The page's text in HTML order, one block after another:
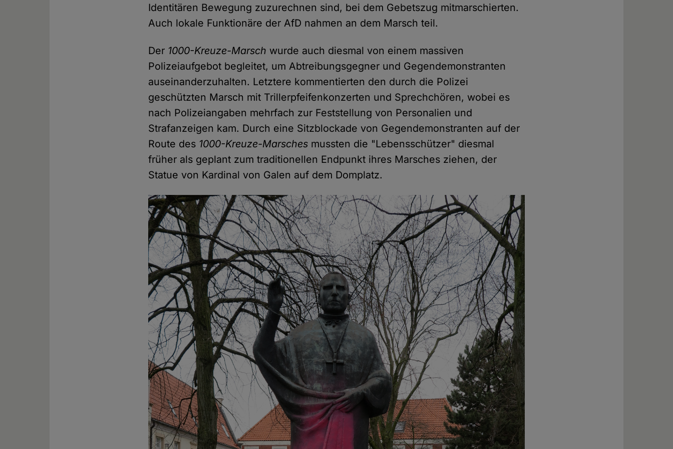
Identitären Bewegung zuzurechnen sind, bei dem Gebetszug mitmarschierten.
Auch lokale Funktionäre der AfD nahmen an dem Marsch teil.
Der 1000-Kreuze-Marsch wurde auch diesmal von einem massiven
Polizeiaufgebot begleitet, um Abtreibungsgegner und Gegendemonstranten
auseinanderzuhalten. Letztere kommentierten den durch die Polizei
geschützten Marsch mit Trillerpfeifenkonzerten und Sprechchören, wobei es
nach Polizeiangaben mehrfach zur Feststellung von Personalien und
Strafanzeigen kam. Durch eine Sitzblockade von Gegendemonstranten auf der
Route des 1000-Kreuze-Marsches mussten die "Lebensschützer" diesmal
früher als geplant zum traditionellen Endpunkt ihres Marsches ziehen, der
Statue von Kardinal von Galen auf dem Domplatz.